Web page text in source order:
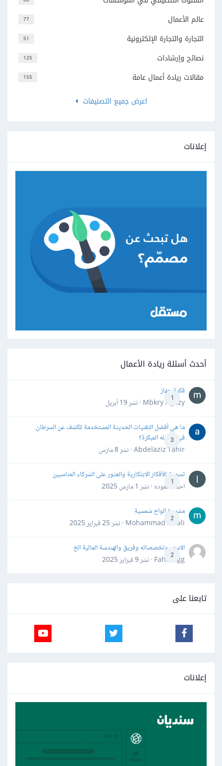
77 عالم الأعمال
51 التجارة والتجارة الإلكترونية
125 نصائح وإرشادات
155
مقالات ريادة أعمال عامة
اعرض جميع التصنيفات
إعلانات
أحدث أسئلة ريادة الأعمال
1
فكرة جهاز
Mbkry Hgazy · نشر
19 أبريل
3
ما هي أفضل التقنيات الحديثة المستخدمة للكشف عن السرطان
في مراحله المبكرة؟
Abdelaziz Tahir · نشر
8 مارس
1
تسويق الأفكار الابتكارية والعثور على الشركاء المناسبين
احمد حموده · نشر 1 مارس 2025
2
مشروع الواح شمسية
Mohammad Awali · نشر
25 فبراير 2025
2
الاسهم وتخصصاته وفريق والهندسة المالية الخ
Fahd Ggg · نشر
9 فبراير 2025
تابعنا على
إعلانات